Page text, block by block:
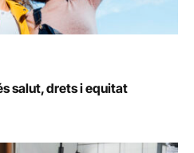
salut, drets i equitat